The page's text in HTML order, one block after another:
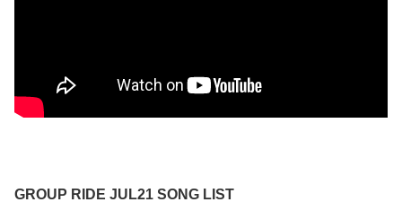
GROUP RIDE JUL21 SONG LIST